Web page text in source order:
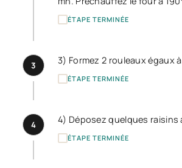
ÉTAPE TERMINÉE
3 3) Formez 2 rouleaux égaux
ÉTAPE TERMINÉE
4 4) Déposez quelques
ÉTAPE TERMINÉE